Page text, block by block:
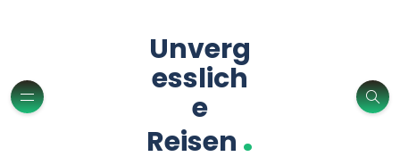
Unverg
esslich
e
Reisen .